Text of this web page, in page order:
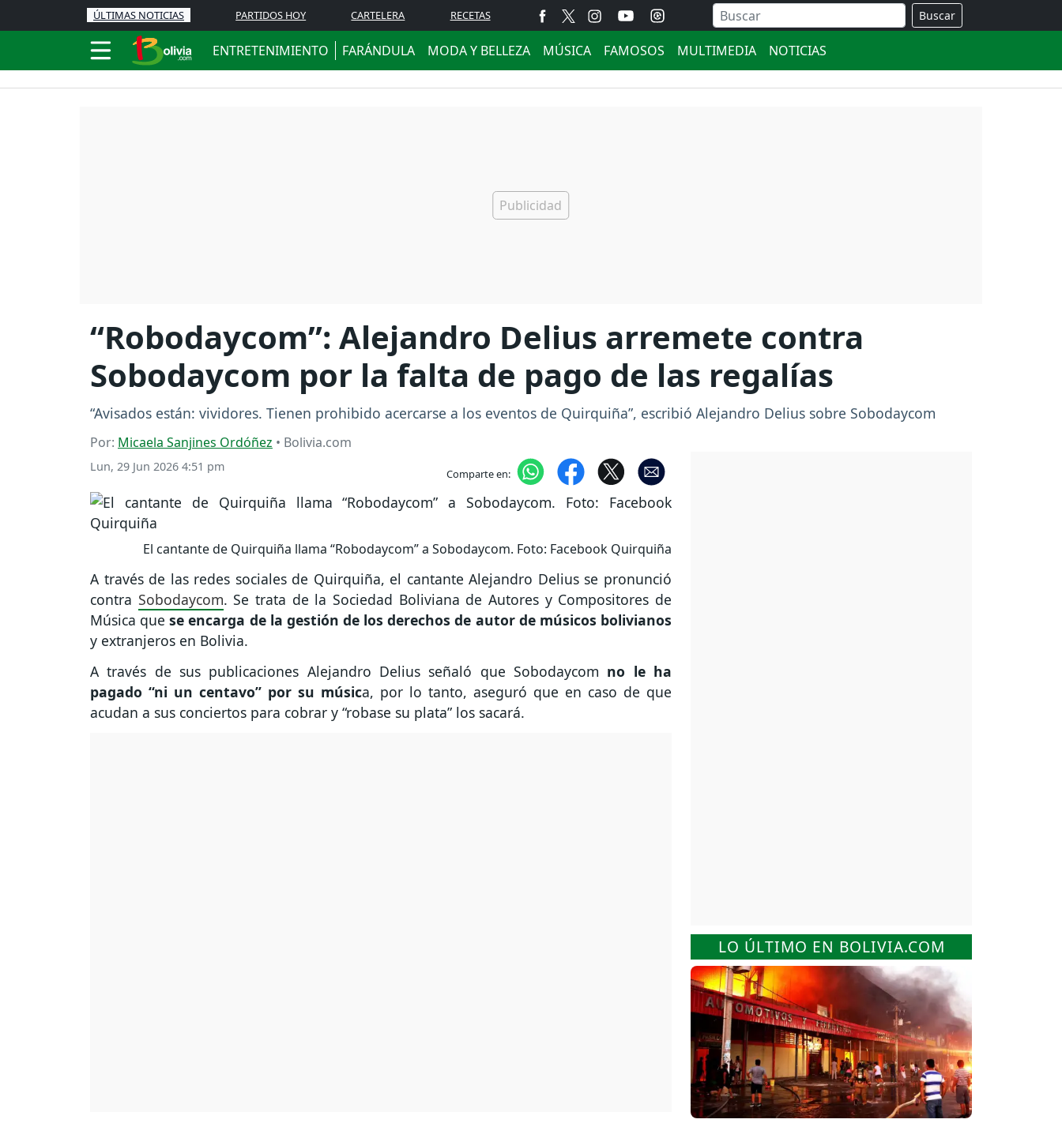
ÚLTIMAS NOTICIAS PARTIDOS HOY CARTELERA RECETAS Buscar
ENTRETENIMIENTO FARÁNDULA MODA Y BELLEZA MÚSICA FAMOSOS MULTIMEDIA NOTICIAS
“Robodaycom”: Alejandro Delius arremete contra
Sobodaycom por la falta de pago de las regalías
“Avisados están: vividores. Tienen prohibido acercarse a los eventos de Quirquiña”, escribió Alejandro Delius sobre Sobodaycom
Por: Micaela Sanjines Ordóñez • Bolivia.com
Lun, 29 Jun 2026 4:51 pm Comparte en:
El cantante de Quirquiña llama “Robodaycom” a Sobodaycom. Foto: Facebook Quirquiña
A través de las redes sociales de Quirquiña, el cantante Alejandro Delius se pronunció
contra Sobodaycom. Se trata de la Sociedad Boliviana de Autores y Compositores de
Música quese encarga de la gestión de los derechos de autor de músicos bolivianos
y extranjeros en Bolivia.
A través de sus publicaciones Alejandro Delius señaló que Sobodaycom no le ha
pagado “ni un centavo” por su música, por lo tanto, aseguró que en caso de que
acudan a sus conciertos para cobrar y “robase su plata” los sacará.
LO ÚLTIMO EN BOLIVIA.COM